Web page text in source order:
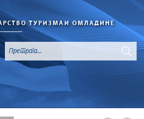
ТУРИЗМАИ ОМЛАДИНЕ